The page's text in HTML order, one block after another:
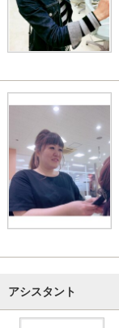
アシスタント